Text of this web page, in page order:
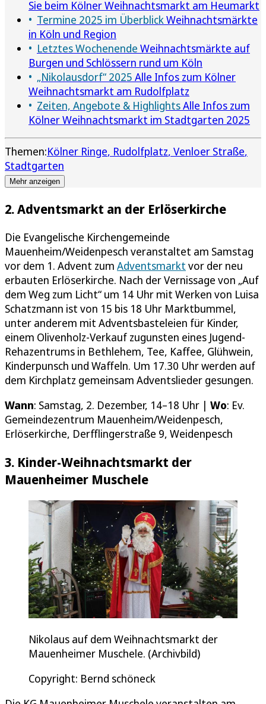
Sie beim Kölner Weihnachtsmarkt am Heumarkt
Termine 2025 im ÜberblickWeihnachtsmärkte
in Köln und Region
Letztes Wochenende Weihnachtsmärkte auf
Burgen und Schlössern rund um Köln
„Nikolausdorf“ 2025 Alle Infos zum Kölner
Weihnachtsmarkt am Rudolfplatz
Zeiten, Angebote & HighlightsAlle Infos zum
Kölner Weihnachtsmarkt im Stadtgarten 2025
Themen:Kölner Ringe Rudolfplatz Venloer Straße
Stadtgarten
Mehr anzeigen
2. Adventsmarkt an der Erlöserkirche
Die Evangelische Kirchengemeinde
Mauenheim/Weidenpesch veranstaltet am Samstag
vor dem 1. Advent zum Adventsmarkt vor der neu
erbauten Erlöserkirche. Nach der Vernissage von „Auf
dem Weg zum Licht“ um 14 Uhr mit Werken von Luisa
Schatzmann ist von 15 bis 18 Uhr Marktbummel,
unter anderem mit Adventsbasteleien für Kinder,
einem Olivenholz-Verkauf zugunsten eines Jugend-
Rehazentrums in Bethlehem, Tee, Kaffee, Glühwein,
Kinderpunsch und Waffeln. Um 17.30 Uhr werden auf
dem Kirchplatz gemeinsam Adventslieder gesungen.
Wann: Samstag, 2. Dezember, 14–18 Uhr | Wo: Ev.
Gemeindezentrum Mauenheim/Weidenpesch,
Erlöserkirche, Derfflingerstraße 9, Weidenpesch
3. Kinder-Weihnachtsmarkt der
Mauenheimer Muschele
Nikolaus auf dem Weihnachtsmarkt der
Mauenheimer Muschele. (Archivbild)
Copyright: Bernd schöneck